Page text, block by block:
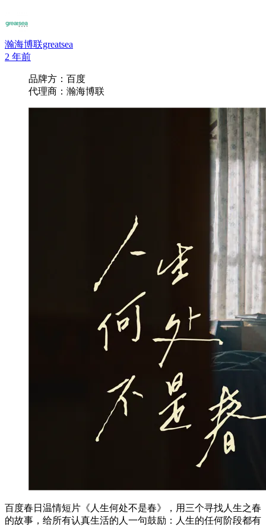
瀚海博联greatsea
2 年前
品牌方：百度
代理商：瀚海博联
百度春日温情短片《人生何处不是春》，用三个寻找人生之春
的故事，给所有认真生活的人一句鼓励：人生的任何阶段都有